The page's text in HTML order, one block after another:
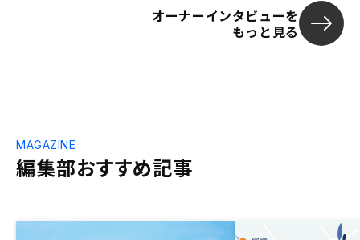
オーナーインタビューを
もっと見る
編集部おすすめ記事
MAGAZINE